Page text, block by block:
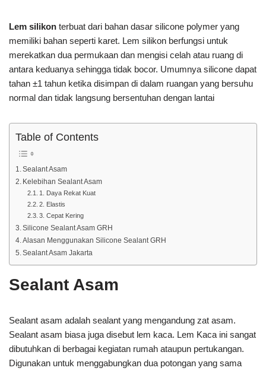
Lem silikon terbuat dari bahan dasar silicone polymer yang
memiliki bahan seperti karet. Lem silikon berfungsi untuk
merekatkan dua permukaan dan mengisi celah atau ruang di
antara keduanya sehingga tidak bocor. Umumnya silicone dapat
tahan ±1 tahun ketika disimpan di dalam ruangan yang bersuhu
normal dan tidak langsung bersentuhan dengan lantai
Table of Contents
Sealant Asam
Kelebihan Sealant Asam
1. Daya Rekat Kuat
2. Elastis
3. Cepat Kering
Silicone Sealant Asam GRH
Alasan Menggunakan Silicone Sealant GRH
Sealant Asam Jakarta
Sealant Asam
Sealant asam adalah sealant yang mengandung zat asam.
Sealant asam biasa juga disebut lem kaca. Lem Kaca ini sangat
dibutuhkan di berbagai kegiatan rumah ataupun pertukangan.
Digunakan untuk menggabungkan dua potongan yang sama